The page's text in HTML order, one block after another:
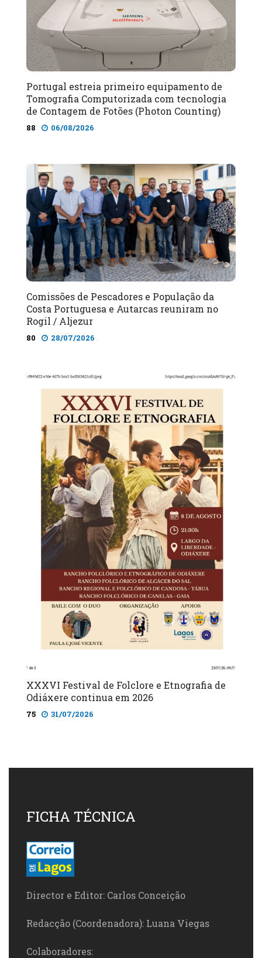
Portugal estreia primeiro equipamento de
Tomografia Computorizada com tecnologia
de Contagem de Fotões (Photon Counting)
88 06/08/2026
Comissões de Pescadores e População da
Costa Portuguesa e Autarcas reuniram no
Rogil / Aljezur
80 28/07/2026
XXXVI Festival de Folclore e Etnografia de
Odiáxere continua em 2026
75 31/07/2026
FICHA TÉCNICA
Director e Editor: Carlos Conceição
Redacção (Coordenadora): Luana Viegas
Colaboradores: